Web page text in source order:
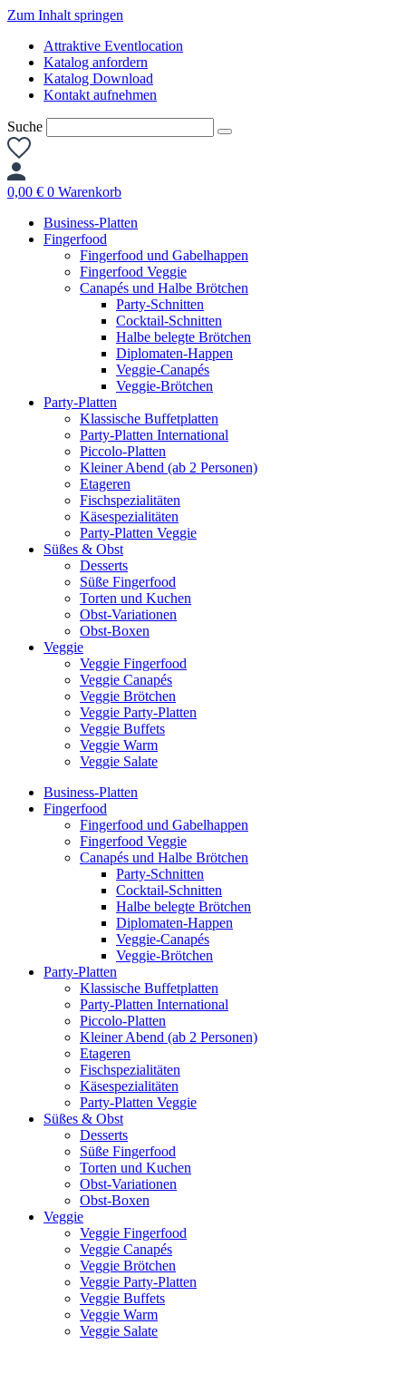
Zum Inhalt springen
Attraktive Eventlocation
Katalog anfordern
Katalog Download
Kontakt aufnehmen
Suche
0,00 € 0 Warenkorb
Business-Platten
Fingerfood
Fingerfood und Gabelhappen
Fingerfood Veggie
Canapés und Halbe Brötchen
Party-Schnitten
Cocktail-Schnitten
Halbe belegte Brötchen
Diplomaten-Happen
Veggie-Canapés
Veggie-Brötchen
Party-Platten
Klassische Buffetplatten
Party-Platten International
Piccolo-Platten
Kleiner Abend (ab 2 Personen)
Etageren
Fischspezialitäten
Käsespezialitäten
Party-Platten Veggie
Süßes & Obst
Desserts
Süße Fingerfood
Torten und Kuchen
Obst-Variationen
Obst-Boxen
Veggie
Veggie Fingerfood
Veggie Canapés
Veggie Brötchen
Veggie Party-Platten
Veggie Buffets
Veggie Warm
Veggie Salate
Business-Platten
Fingerfood
Fingerfood und Gabelhappen
Fingerfood Veggie
Canapés und Halbe Brötchen
Party-Schnitten
Cocktail-Schnitten
Halbe belegte Brötchen
Diplomaten-Happen
Veggie-Canapés
Veggie-Brötchen
Party-Platten
Klassische Buffetplatten
Party-Platten International
Piccolo-Platten
Kleiner Abend (ab 2 Personen)
Etageren
Fischspezialitäten
Käsespezialitäten
Party-Platten Veggie
Süßes & Obst
Desserts
Süße Fingerfood
Torten und Kuchen
Obst-Variationen
Obst-Boxen
Veggie
Veggie Fingerfood
Veggie Canapés
Veggie Brötchen
Veggie Party-Platten
Veggie Buffets
Veggie Warm
Veggie Salate